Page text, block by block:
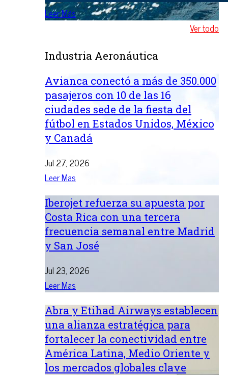
Leer Más
Ver todo
Industria Aeronáutica
Avianca conectó a más de 350.000
pasajeros con 10 de las 16
ciudades sede de la fiesta del
fútbol en Estados Unidos, México
y Canadá
Jul 27, 2026
Leer Mas
Iberojet refuerza su apuesta por
Costa Rica con una tercera
frecuencia semanal entre Madrid
y San José
Jul 23, 2026
Leer Mas
Abra y Etihad Airways establecen
una alianza estratégica para
fortalecer la conectividad entre
América Latina, Medio Oriente y
los mercados globales clave